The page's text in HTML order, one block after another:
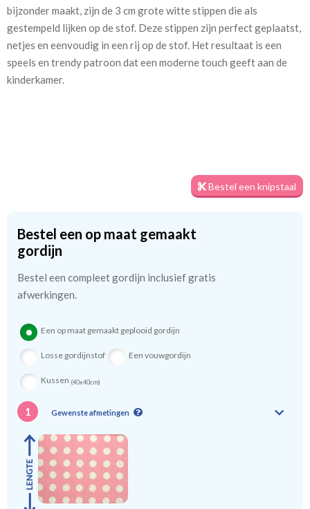
Stofbreedte: 140 cm
Mate van verduistering:
Geen (voering optioneel
tijdens bestelproces)
Zo weet u precies met welke kleur en kwaliteit uw gordijnen
worden gemaakt.
Laat voor aangename verduistering en isolatie de
bijzonder maakt, zijn de 3 cm grote witte stippen die als
gestempeld lijken op de stof. Deze stippen zijn perfect geplaatst,
netjes en eenvoudig in een rij op de stof. Het resultaat is een
speels en trendy patroon dat een moderne touch geeft aan de
kinderkamer.
Bestel een knipstaal
Bestel een op maat gemaakt
gordijn
Bestel een compleet gordijn inclusief gratis
afwerkingen.
Een op maat gemaakt geplooid gordijn
Losse gordijnstof Een vouwgordijn
Kussen (40x40cm)
1 Gewenste afmetingen